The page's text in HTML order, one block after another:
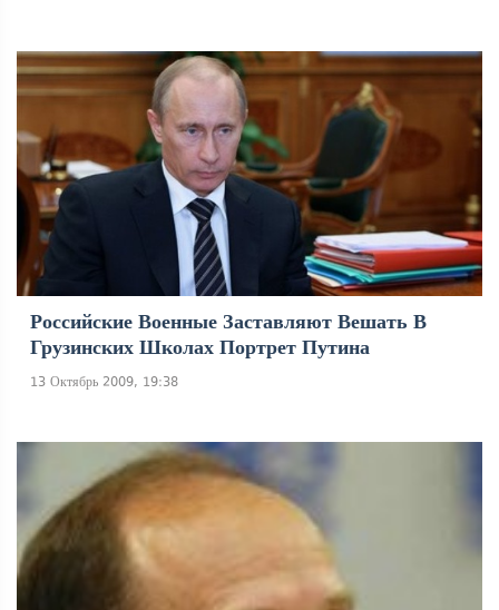
Российские Военные Заставляют Вешать В
Грузинских Школах Портрет Путина
13 Октябрь 2009, 19:38